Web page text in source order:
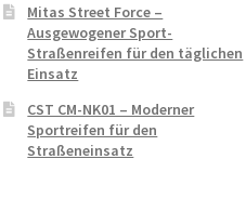
Mitas Street Force –
Ausgewogener Sport-
Straßenreifen für den täglichen
Einsatz
CST CM-NK01 – Moderner
Sportreifen für den
Straßeneinsatz